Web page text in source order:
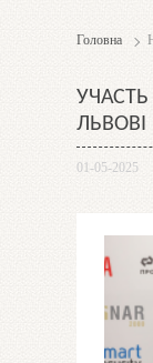
Головна
УЧАСТЬ
ЛЬВОВІ
01-05-2025